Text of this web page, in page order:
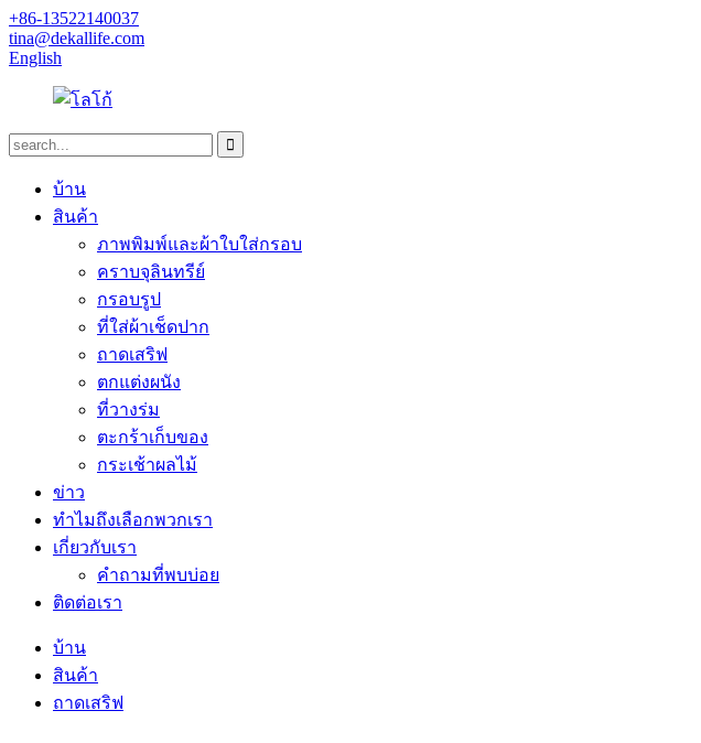
+86-13522140037
tina@dekallife.com
English
บ้าน
สินค้า
ภาพพิมพ์และผ้าใบใส่กรอบ
คราบจุลินทรีย์
กรอบรูป
ที่ใส่ผ้าเช็ดปาก
ถาดเสริฟ
ตกแต่งผนัง
ที่วางร่ม
ตะกร้าเก็บของ
กระเช้าผลไม้
ข่าว
ทำไมถึงเลือกพวกเรา
เกี่ยวกับเรา
คำถามที่พบบ่อย
ติดต่อเรา
บ้าน
สินค้า
ถาดเสริฟ